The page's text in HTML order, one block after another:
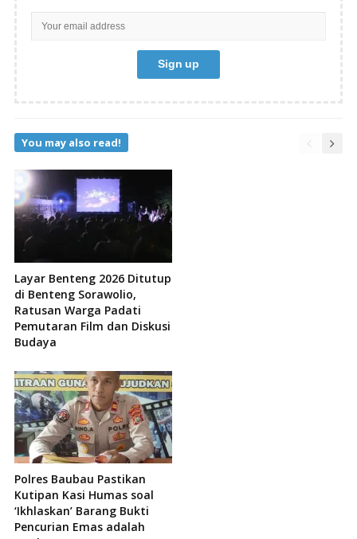
You may also read!
Layar Benteng 2026 Ditutup
di Benteng Sorawolio,
Ratusan Warga Padati
Pemutaran Film dan Diskusi
Budaya
Polres Baubau Pastikan
Kutipan Kasi Humas soal
‘Ikhlaskan’ Barang Bukti
Pencurian Emas adalah